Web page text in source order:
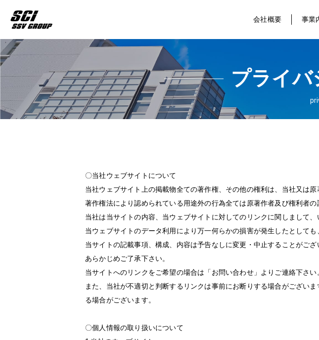
会社概要 事業
プライ
〇当社ウェブサイトについて
当社ウェブサイト上の掲載物全ての著作権、その他の権利は、当社又は原
著作権法により認められている用途外の行為全ては原著作者及び権利者の
当社は当サイトの内容、当ウェブサイトに対してのリンクに関しまして、
当ウェブサイトのデータ利用により万一何らかの損害が発生したとしても
当サイトの記載事項、構成、内容は予告なしに変更・中止することがござ
あらかじめご了承下さい。
当サイトへのリンクをご希望の場合は「お問い合わせ」よりご連絡下さ
また、当社が不適切と判断するリンクは事前にお断りする場合がござい
る場合がございます。
〇個人情報の取り扱いについて